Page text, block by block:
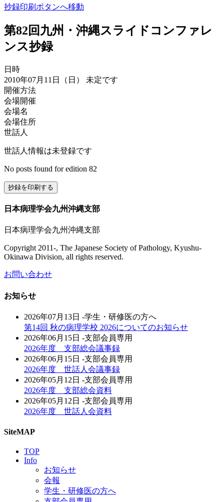
抄録印刷ボタンへ移動
第82回九州・沖縄スライドコンファレ
ンス抄録
日時
2010年07月11日（日）
未定です
開催方法
会場開催
会場名
会場住所
世話人
世話人情報は未登録です
No posts found for edition 82
抄録を印刷する
日本病理学会九州沖縄支部
日本病理学会九州沖縄支部
Copyright 2011-, The Japanese Society of Pathology, Kyushu-
Okinawa Division, all rights reserved.
お問い合わせ
お知らせ
2026年07月13日 -学生・研修医の方へ
第14回 秋の病理学校 2026についてのお知らせ
2026年06月15日 -支部会員専用
2026年度 支部総会議事録
2026年06月15日 -支部会員専用
2026年度 世話人会議事録
2026年05月12日 -支部会員専用
2026年度 支部総会資料
2026年05月12日 -支部会員専用
2026年度 世話人会資料
SiteMAP
TOP
Info
お知らせ
会報
学生・研修医の方へ